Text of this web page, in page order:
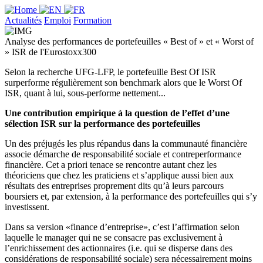
Actualités Emploi Formation
Analyse des performances de portefeuilles « Best of » et « Worst of
» ISR de l'Eurostoxx300
Selon la recherche UFG-LFP, le portefeuille Best Of ISR
surperforme régulièrement son benchmark alors que le Worst Of
ISR, quant à lui, sous-performe nettement...
Une contribution empirique à la question de l’effet d’une
sélection ISR sur la performance des portefeuilles
Un des préjugés les plus répandus dans la communauté financière
associe démarche de responsabilité sociale et contreperformance
financière. Cet a priori tenace se rencontre autant chez les
théoriciens que chez les praticiens et s’applique aussi bien aux
résultats des entreprises proprement dits qu’à leurs parcours
boursiers et, par extension, à la performance des portefeuilles qui s’y
investissent.
Dans sa version «finance d’entreprise», c’est l’affirmation selon
laquelle le manager qui ne se consacre pas exclusivement à
l’enrichissement des actionnaires (i.e. qui se disperse dans des
considérations de responsabilité sociale) sera nécessairement moins